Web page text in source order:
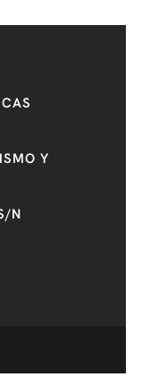
Y
N